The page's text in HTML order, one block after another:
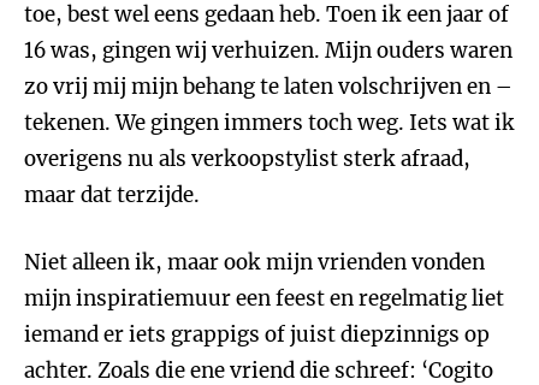
toe, best wel eens gedaan heb. Toen ik een jaar of
16 was, gingen wij verhuizen. Mijn ouders waren
zo vrij mij mijn behang te laten volschrijven en –
tekenen. We gingen immers toch weg. Iets wat ik
overigens nu als verkoopstylist sterk afraad,
maar dat terzijde.
Niet alleen ik, maar ook mijn vrienden vonden
mijn inspiratiemuur een feest en regelmatig liet
iemand er iets grappigs of juist diepzinnigs op
achter. Zoals die ene vriend die schreef: ‘Cogito